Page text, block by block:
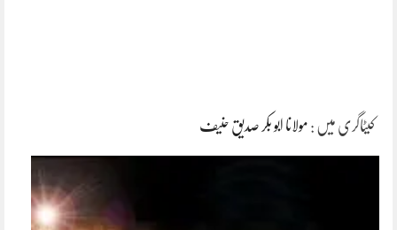
کیٹاگری میں : مولانا ابو بکر صدیق حنیف